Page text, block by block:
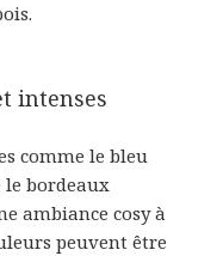
intenses
comme le bleu
le bordeaux
ambiance cosy à
peuvent être